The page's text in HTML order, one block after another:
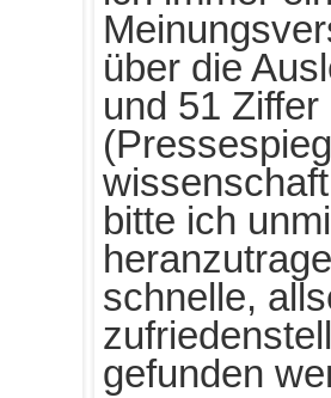
über die
und 51
bitte ich
schnelle,
gefunden